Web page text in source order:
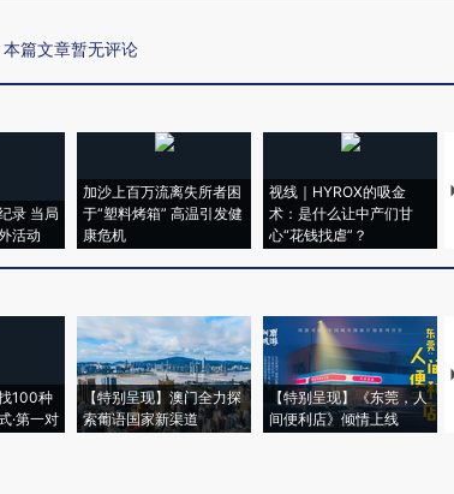
本篇文章暂无评论
录 当局
活动
加沙上百万流离失所者困
于“塑料烤箱” 高温引发健
康危机
视线｜HYROX的吸金
术：是什么让中产们甘
心“花钱找虐”？
100种
·第一对
【特别呈现】澳门全力探
索葡语国家新渠道
【特别呈现】《东莞，人
间便利店》倾情上线